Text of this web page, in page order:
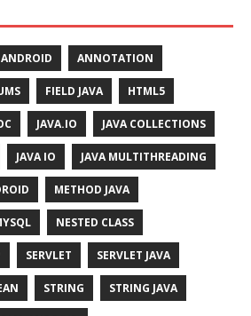
ANDROID ANNOTATION
FIELD JAVA HTML5
JAVA.IO JAVA COLLECTIONS
JAVA IO JAVA MULTITHREADING
METHOD JAVA
NESTED CLASS
SERVLET SERVLET JAVA
STRING STRING JAVA